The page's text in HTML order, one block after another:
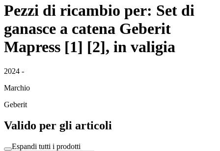
Pezzi di ricambio per: Set di
ganasce a catena Geberit
Mapress [1] [2], in valigia
2024 -
Marchio
Geberit
Valido per gli articoli
Espandi tutti i prodotti